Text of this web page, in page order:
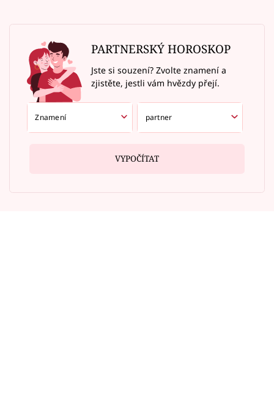
PARTNERSKÝ HOROSKOP
Jste si souzení? Zvolte znamení a
zjistěte, jestli vám hvězdy přejí.
VYPOČÍTAT